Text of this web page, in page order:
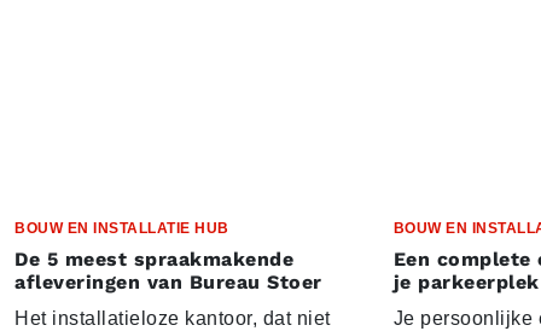
BOUW EN INSTALLATIE HUB
De 5 meest spraakmakende
afleveringen van Bureau Stoer
Het installatieloze kantoor, dat niet
BOUW EN
Een complete
je parkeerplek
Je persoonlijke